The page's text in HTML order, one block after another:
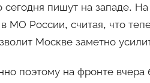
сегодня пишут на западе.
МО России, считая, что
Москве заметно
поэтому на фронте